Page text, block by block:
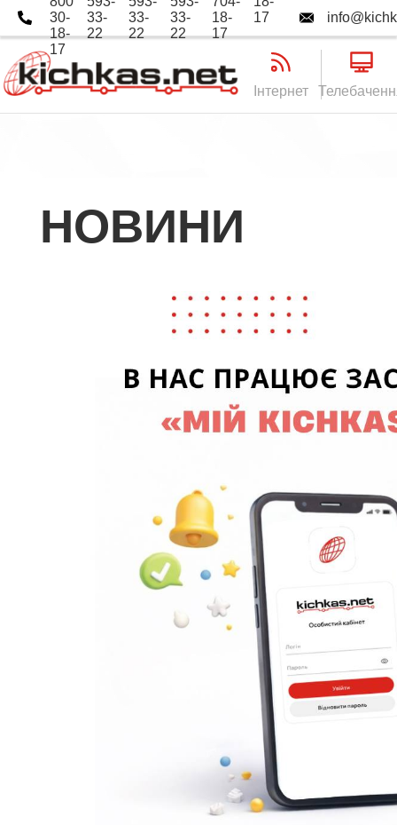
30-
18-
17
33-
22
33-
22
33-
22
18-
17
17
Інтернет
НОВИНИ